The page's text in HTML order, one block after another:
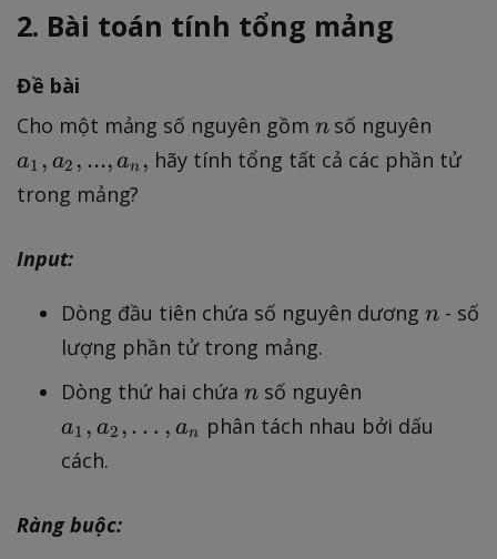
2. Bài toán tính tổng mảng
Đề bài
Cho một mảng số nguyên gồm n
nsố nguyên
_
,.
_
a1 , a2 , ..., an , hãy tính tổng tất cả các phần tử
trong mảng?
Input:
Dòng đầu tiên chứa số nguyên dương n
n - số
lượng phần tử trong mảng.
Dòng thứ hai chứa n
n số nguyên
_
a1 , a2 ,… , an
phân tách nhau bởi dấu
cách.
Ràng buộc: